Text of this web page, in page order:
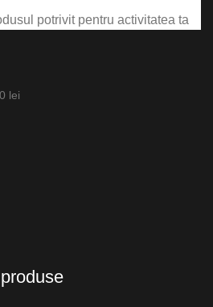
potrivit pentru activitatea ta
lei
produse